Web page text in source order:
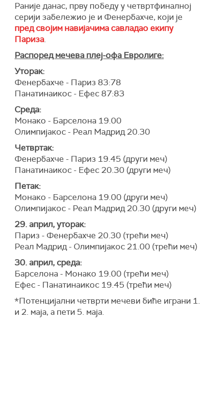
Раније данас, прву победу у четвртфиналној
серији забележио је и Фенербахче, који је
пред својим навијачима савладао екипу
Париза.
Распоред мечева плеј-офа Евролиге:
Уторак:
Фенербахче - Париз 83:78
Панатинаикос - Ефес 87:83
Среда:
Монако - Барселона 19.00
Олимпијакос - Реал Мадрид 20.30
Четвртак:
Фенербахче - Париз 19.45 (други меч)
Панатинаикос - Ефес 20.30 (други меч)
Петак:
Монако - Барселона 19.00 (други меч)
Олимпијакос - Реал Мадрид 20.30 (други меч)
29. април, уторак:
Париз - Фенербахче 20.30 (трећи меч)
Реал Мадрид - Олимпијакос 21.00 (трећи меч)
30. април, среда:
Барселона - Монако 19.00 (трећи меч)
Ефес - Панатинаикос 19.45 (трећи меч)
*Потенцијални четврти мечеви биће играни 1.
и 2. маја, а пети 5. маја.